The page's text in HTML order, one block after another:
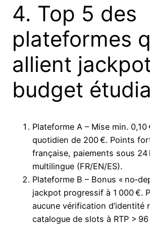
4. Top 5 des
plateformes
allient
budget
Plateforme A – Mise min.
quotidien de 200 €. Points
française, paiements sous
multilingue (FR/EN/ES).
Plateforme B – Bonus «
jackpot progressif à 1 000 €.
aucune vérification d’identité
catalogue de slots à RTP >